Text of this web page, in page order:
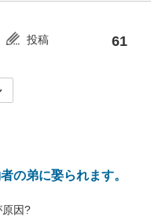
投稿 61
の弟に娶られます。
因?